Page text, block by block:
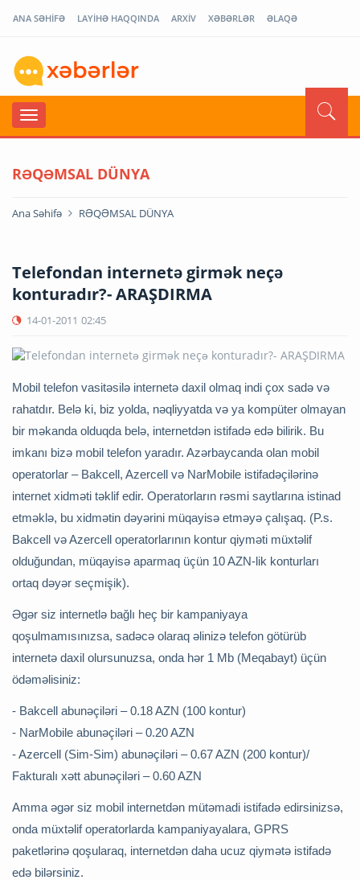
ANA SƏHİFƏ LAYİHƏ HAQQINDA ARXİV XƏBƏRLƏR ƏLAQƏ
RƏQƏMSAL DÜNYA
Ana Səhifə RƏQƏMSAL DÜNYA
Telefondan internetə girmək neçə
konturadır?- ARAŞDIRMA
14-01-2011 02:45
Mobil telefon vasitəsilə internetə daxil olmaq indi çox sadə və
rahatdır. Belə ki, biz yolda, nəqliyyatda və ya kompüter olmayan
bir məkanda olduqda belə, internetdən istifadə edə bilirik. Bu
imkanı bizə mobil telefon yaradır. Azərbaycanda olan mobil
operatorlar – Bakcell, Azercell və NarMobile istifadəçilərinə
internet xidməti təklif edir. Operatorların rəsmi saytlarına istinad
etməklə, bu xidmətin dəyərini müqayisə etməyə çalışaq. (P.s.
Bakcell və Azercell operatorlarının kontur qiyməti müxtəlif
olduğundan, müqayisə aparmaq üçün 10 AZN-lik konturları
ortaq dəyər seçmişik).
Əgər siz internetlə bağlı heç bir kampaniyaya
qoşulmamısınızsa, sadəcə olaraq əlinizə telefon götürüb
internetə daxil olursunuzsa, onda hər 1 Mb (Meqabayt) üçün
ödəməlisiniz:
- Bakcell abunəçiləri – 0.18 AZN (100 kontur)
- NarMobile abunəçiləri – 0.20 AZN
- Azercell (Sim-Sim) abunəçiləri – 0.67 AZN (200 kontur)/
Fakturalı xətt abunəçiləri – 0.60 AZN
Amma əgər siz mobil internetdən mütəmadi istifadə edirsinizsə,
onda müxtəlif operatorlarda kampaniyayalara, GPRS
paketlərinə qoşularaq, internetdən daha ucuz qiymətə istifadə
edə bilərsiniz.